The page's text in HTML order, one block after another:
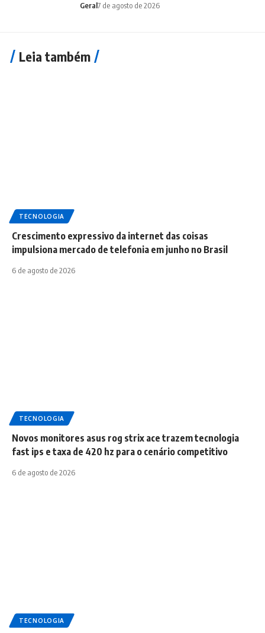
Geral7 de agosto de 2026
Leia também
TECNOLOGIA
Crescimento expressivo da internet das coisas
impulsiona mercado de telefonia em junho no Brasil
6 de agosto de 2026
TECNOLOGIA
Novos monitores asus rog strix ace trazem tecnologia
fast ips e taxa de 420 hz para o cenário competitivo
6 de agosto de 2026
TECNOLOGIA